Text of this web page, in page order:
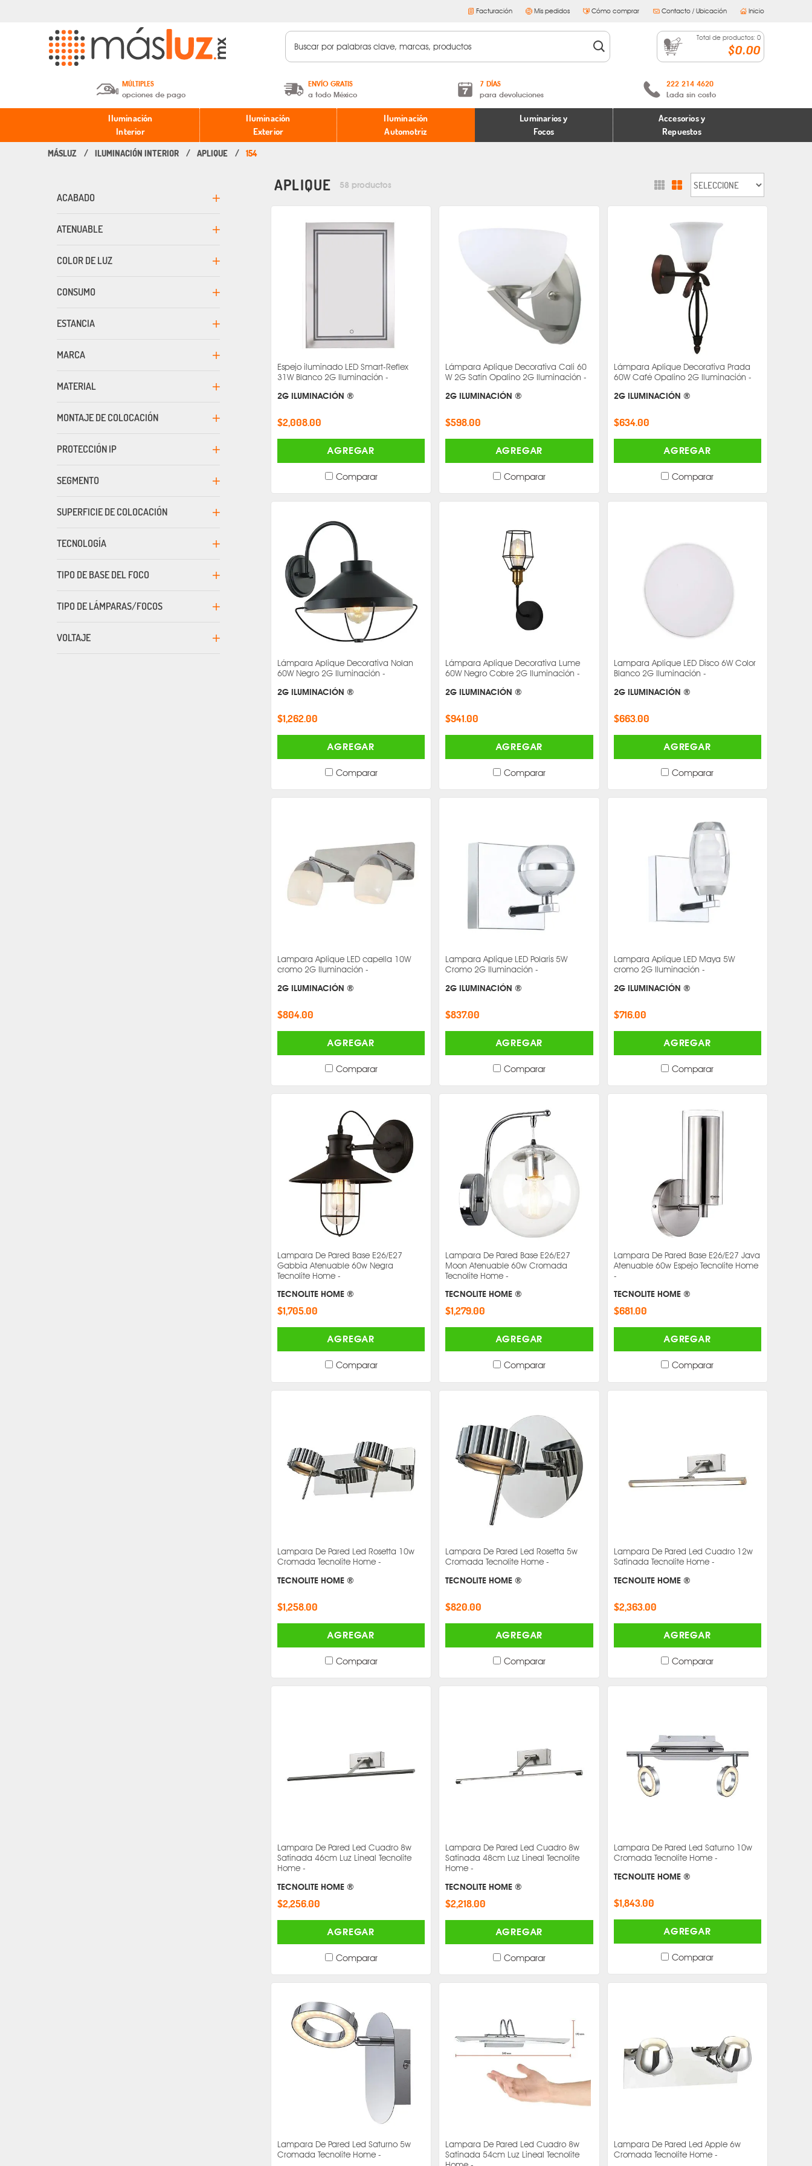
Facturación Mis pedidos Cómo comprar Contacto / Ubicación Inicio
Total de productos: 0
$0.00
MÚLTIPLES
opciones de pago
Depósito en efectivo o Cheque y
Transferencia.
ENVÍO GRATIS
a todo México
A partir de $599 MXN.
* Aplican restricciones
7 DÍAS
para devoluciones
Términos y condiciones
Políticas de devoluciones
222 214 4620
Lada sin costo
Iluminación
Interior
Iluminación
Exterior
Iluminación
Automotriz
Luminarios y
Focos
Accesorios y
Repuestos
ILUMINACIÓN INTERIOR APLIQUE 154
MARCA
SUPERFICIE DE COLOCACIÓN
ESTANCIA
SEGMENTO
TIPO DE LÁMPARAS/FOCOS
TECNOLOGÍA
MONTAJE DE COLOCACIÓN
VOLTAJE
COLOR DE LUZ
ACABADO
MATERIAL
CONSUMO
ATENUABLE
PROTECCIÓN IP
TIPO DE BASE DEL FOCO
APLIQUE 58 productos
Espejo iluminado LED Smart-Reflex
31W Blanco 2G Iluminación -
2G ILUMINACIÓN ®
$2,008.00
AGREGAR
Comparar
Lámpara Aplique Decorativa Cali 60
W 2G Satín Opalino 2G Iluminación -
2G ILUMINACIÓN ®
$598.00
AGREGAR
Comparar
Lámpara Aplique Decorativa Prada
60W Café Opalino 2G Iluminación -
2G ILUMINACIÓN ®
$634.00
AGREGAR
Comparar
Lámpara Aplique Decorativa Nolan
60W Negro 2G Iluminación -
2G ILUMINACIÓN ®
$1,262.00
AGREGAR
Comparar
Lámpara Aplique Decorativa Lume
60W Negro Cobre 2G Iluminación -
2G ILUMINACIÓN ®
$941.00
AGREGAR
Comparar
Lampara Aplique LED Disco 6W Color
Blanco 2G Iluminación -
2G ILUMINACIÓN ®
$663.00
AGREGAR
Comparar
Lampara Aplique LED capella 10W
cromo 2G Iluminación -
2G ILUMINACIÓN ®
$804.00
AGREGAR
Comparar
Lampara Aplique LED Polaris 5W
Cromo 2G Iluminación -
2G ILUMINACIÓN ®
$837.00
AGREGAR
Comparar
Lampara Aplique LED Maya 5W
cromo 2G Iluminación -
2G ILUMINACIÓN ®
$716.00
AGREGAR
Comparar
Lampara De Pared Base E26/E27
Gabbia Atenuable 60w Negra
Tecnolite Home -
TECNOLITE HOME ®
$1,705.00
AGREGAR
Comparar
Lampara De Pared Base E26/E27
Moon Atenuable 60w Cromada
Tecnolite Home -
TECNOLITE HOME ®
$1,279.00
AGREGAR
Comparar
Lampara De Pared Base E26/E27 Java
Atenuable 60w Espejo Tecnolite Home
-
TECNOLITE HOME ®
$681.00
AGREGAR
Comparar
Lampara De Pared Led Rosetta 10w
Cromada Tecnolite Home -
TECNOLITE HOME ®
$1,258.00
AGREGAR
Comparar
Lampara De Pared Led Rosetta 5w
Cromada Tecnolite Home -
TECNOLITE HOME ®
$820.00
AGREGAR
Comparar
Lampara De Pared Led Cuadro 12w
Satinada Tecnolite Home -
TECNOLITE HOME ®
$2,363.00
AGREGAR
Comparar
Lampara De Pared Led Cuadro 8w
Satinada 46cm Luz Lineal Tecnolite
Home -
TECNOLITE HOME ®
$2,256.00
AGREGAR
Comparar
Lampara De Pared Led Cuadro 8w
Satinada 48cm Luz Lineal Tecnolite
Home -
TECNOLITE HOME ®
$2,218.00
AGREGAR
Comparar
Lampara De Pared Led Saturno 10w
Cromada Tecnolite Home -
TECNOLITE HOME ®
$1,843.00
AGREGAR
Comparar
Lampara De Pared Led Saturno 5w
Cromada Tecnolite Home -
Lampara De Pared Led Cuadro 8w
Satinada 54cm Luz Lineal Tecnolite
Lampara De Pared Led Apple 6w
Cromada Tecnolite Home -